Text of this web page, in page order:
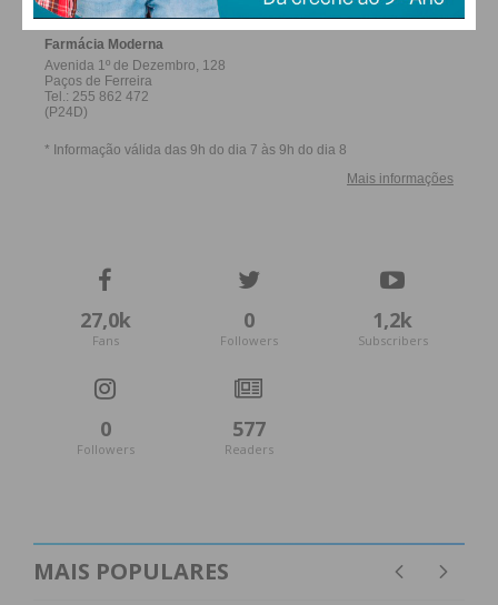
27,0k
Fans
0
Followers
1,2k
Subscribers
0
Followers
577
Readers
MAIS POPULARES